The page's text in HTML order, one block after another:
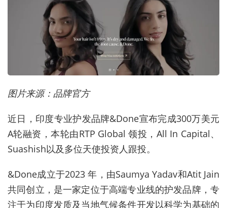
图片来源：品牌官方
近日，印度专业护发品牌&Done宣布完成300万美元
A轮融资，本轮由RTP Global 领投，All In Capital、
Suashish以及多位天使投资人跟投。
&Done成立于2023 年，由Saumya Yadav和Atit Jain
共同创立，是一家定位于高端专业线的护发品牌，专
注于为印度发质及当地气候条件开发以科学为基础的